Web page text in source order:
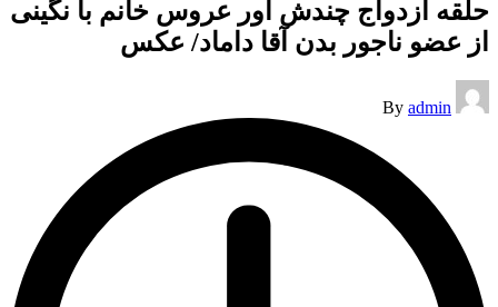
حلقه ازدواج چندش آور عروس خانم با نگینی
از عضو ناجور بدن آقا داماد/ عکس
Posted
by
By admin